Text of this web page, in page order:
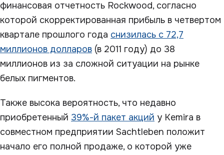
финансовая отчетность Rockwood, согласно
которой скорректированная прибыль в четвертом
квартале прошлого года снизилась с 72,7
миллионов долларов (в 2011 году) до 38
миллионов из за сложной ситуации на рынке
белых пигментов.
Также высока вероятность, что недавно
приобретенный 39%-й пакет акций у Kemira в
совместном предприятии Sachtleben положит
начало его полной продаже, о которой уже